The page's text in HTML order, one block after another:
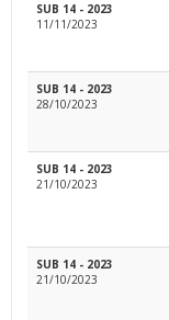
SUB 14 - 2023
11/11/2023
SUB 14 - 2023
28/10/2023
SUB 14 - 2023
21/10/2023
SUB 14 - 2023
21/10/2023